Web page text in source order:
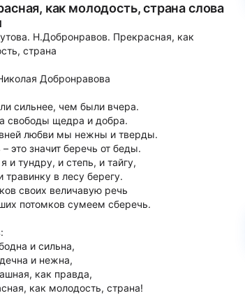
как молодость, страна слова
Н.Добронравов. Прекрасная, как
страна
Добронравова
сильнее, чем были вчера.
свободы щедра и добра.
любви мы нежны и тверды.
это значит беречь от беды.
и тундру, и степь, и тайгу,
травинку в лесу берегу.
своих величавую речь
потомков сумеем сберечь.
и сильна,
и нежна,
как правда,
как молодость, страна!